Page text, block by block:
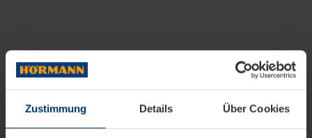
Zustimmung Details Über Cookies